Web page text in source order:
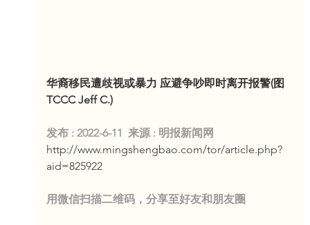
华裔移民遭歧视或暴力 应避争吵即时离开报警(图
TCCC Jeff C.)
发布 : 2022-6-11  来源 : 明报新闻网
http://www.mingshengbao.com/tor/article.php?
aid=825922
用微信扫描二维码，分享至好友和朋友圈